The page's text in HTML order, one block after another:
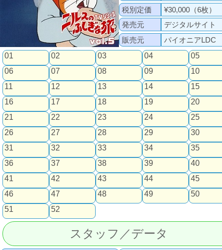
税別定価
¥30,000（6枚）
発売元
デジタルサイト
販売元
パイオニアLDC
01
02 03 04
05
06
07 08 09
10
11
12 13 14
15
16
17 18 19
20
21
22 23 24
25
26
27 28 29
30
31
32 33 34
35
36
37 38 39
40
41
42 43 44
45
46
47 48 49
50
51
52
スタッフ／データ